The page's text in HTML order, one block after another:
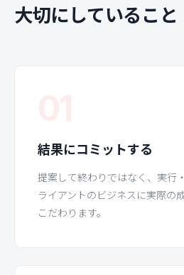
大切にしていること
結果にコミットする
提案して終わりではなく、実行
ライアントのビジネスに実際の
こだわります。